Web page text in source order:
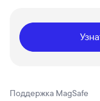
Поддержка MagSafe